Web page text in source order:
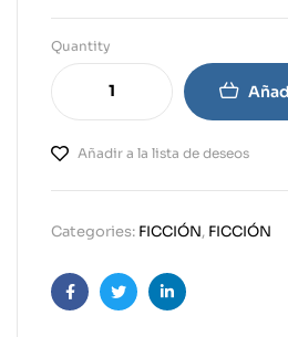
Quantity
Añadir a la lista de deseos
Categories: FICCIÓN, FICCIÓN
FacebookTwitterLinkedin